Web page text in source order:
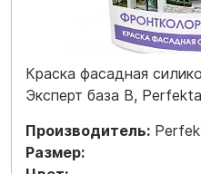
Краска фасадная
Эксперт база B,
Производитель:
Размер: